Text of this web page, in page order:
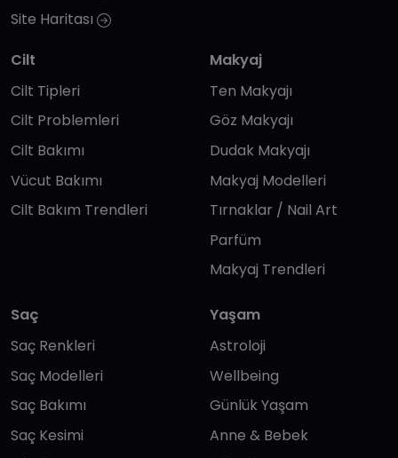
Site Haritası
Cilt
Cilt Tipleri
Cilt Problemleri
Cilt Bakımı
Vücut Bakımı
Cilt Bakım Trendleri
Makyaj
Ten Makyajı
Göz Makyajı
Dudak Makyajı
Makyaj Modelleri
Tırnaklar / Nail Art
Parfüm
Makyaj Trendleri
Saç
Saç Renkleri
Saç Modelleri
Saç Bakımı
Saç Kesimi
Yaşam
Astroloji
Wellbeing
Günlük Yaşam
Anne & Bebek